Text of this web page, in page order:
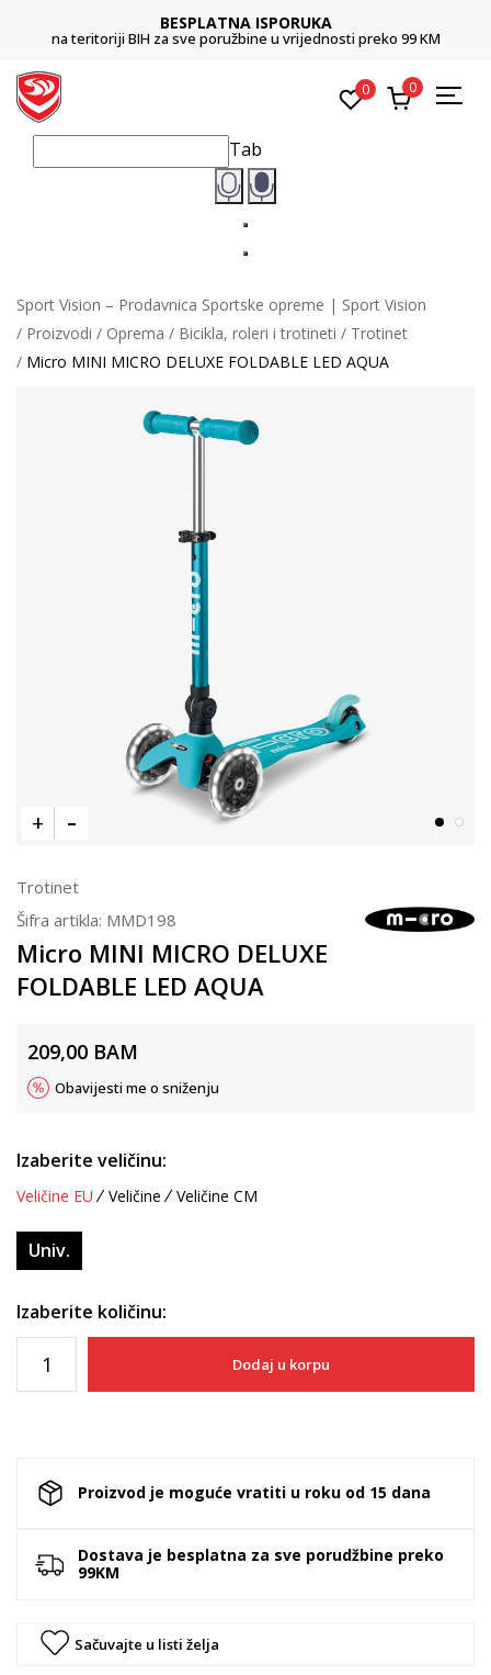
BESPLATNA ISPORUKA
na teritoriji BIH za sve poružbine u vrijednosti preko 99 KM
0 0
Tab
Sport Vision – Prodavnica Sportske opreme | Sport Vision
Proizvodi
Oprema Bicikla, roleri i trotineti
Trotinet
Micro MINI MICRO DELUXE FOLDABLE LED AQUA
Trotinet
Šifra artikla: MMD198
Micro MINI MICRO DELUXE
FOLDABLE LED AQUA
209,00 BAM
Obavijesti me o sniženju
Izaberite veličinu:
Veličine EU Veličine Veličine CM
Univ.
Izaberite količinu:
Dodaj u korpu
Proizvod je moguće vratiti u roku od 15 dana
Dostava je besplatna za sve porudžbine preko
99KM
Sačuvajte u listi želja